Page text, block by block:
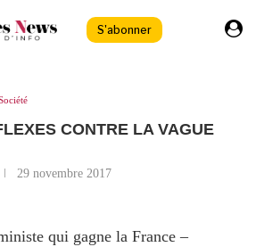
S'abonner
CONTRE LA VAGUE
29 novembre 2017
qui gagne la France –